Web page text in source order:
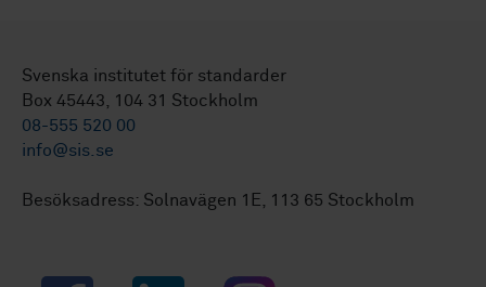
Svenska institutet för standarder
Box 45443, 104 31 Stockholm
08-555 520 00
info@sis.se
Besöksadress: Solnavägen 1E, 113 65 Stockholm